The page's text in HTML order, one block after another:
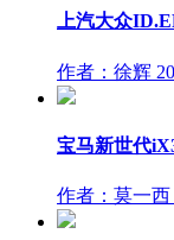
上汽大众
作者：徐辉
宝马新世代
作者：莫一西